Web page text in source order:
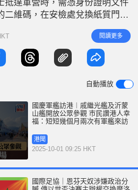
n
抵達軍營時，需憑身份證明文件
二維碼，在安檢處兌換紙質門
後才能進營。 早上約8時，已有
候入場。 《星島頭條》記者直
酷熱，但一眾參觀者仍興致勃
及區旗揮舞，匯聚成紅色旗海。
閱讀更多
自動播放
國慶軍艦訪港︱戚繼光艦及沂蒙
山艦開放公眾參觀 巿民讚港人幸
福：短短幾個月兩次有軍艦來訪
港聞
2025-10-01 09:25 HKT
國際足協｜恩芬天奴涉嫌政治分